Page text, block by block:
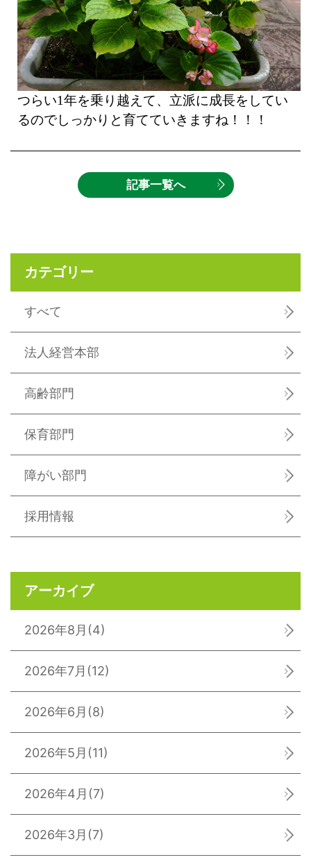
つらい1年を乗り越えて、立派に成長をしてい
るのでしっかりと育てていきますね！！！
記事一覧へ
カテゴリー
すべて
法人経営本部
高齢部門
保育部門
障がい部門
採用情報
アーカイブ
2026年8月 (4)
2026年7月 (12)
2026年6月 (8)
2026年5月 (11)
2026年4月 (7)
2026年3月 (7)